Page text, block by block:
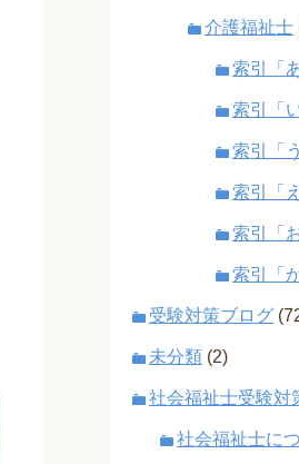
介護福祉士
索引「あ
索引「い
索引「う
索引「え
索引「お
索引「か
受験対策ブログ
未分類 (2)
社会福祉士受験対
社会福祉士に